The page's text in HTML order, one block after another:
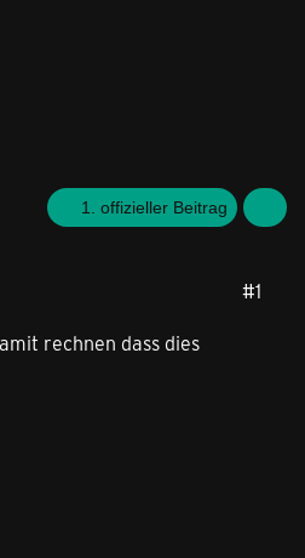
1. offizieller Beitrag
#1
rechnen dass dies